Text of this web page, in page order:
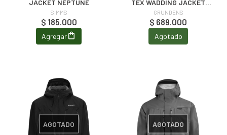
JACKET NEPTUNE
SIMMS
$ 185.000
Agregar
TEX WADDING JACKET
BLACK
GRUNDENS
$ 689.000
Agotado
AGOTADO AGOTADO